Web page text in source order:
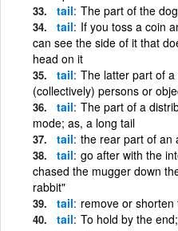
tail The part of the
tail If you toss a coin
can see the side of it that
head on it
tail The latter part of
(collectively) persons or
tail The part of a
mode; as, a long tail
tail the rear part of an
tail go after with the
chased the mugger down
rabbit"
tail remove or
tail To hold by the